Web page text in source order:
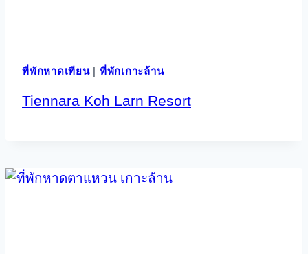
ที่พักหาดเทียน| ที่พักเกาะล้าน
Tiennara Koh Larn Resort